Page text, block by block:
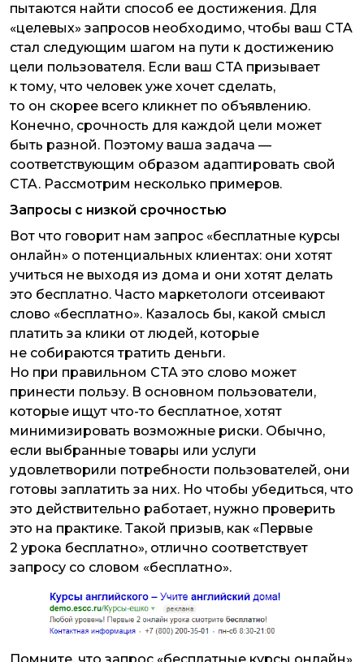
пытаются найти способ ее достижения. Для
«целевых» запросов необходимо, чтобы ваш CTA
стал следующим шагом на пути к достижению
цели пользователя. Если ваш CTA призывает
к тому, что человек уже хочет сделать,
то он скорее всего кликнет по объявлению.
Конечно, срочность для каждой цели может
быть разной. Поэтому ваша задача —
соответствующим образом адаптировать свой
CTA. Рассмотрим несколько примеров.
Запросы с низкой срочностью
Вот что говорит нам запрос «бесплатные курсы
онлайн» о потенциальных клиентах: они хотят
учиться не выходя из дома и они хотят делать
это бесплатно. Часто маркетологи отсеивают
слово «бесплатно». Казалось бы, какой смысл
платить за клики от людей, которые
не собираются тратить деньги.
Но при правильном CTA это слово может
принести пользу. В основном пользователи,
которые ищут что-то бесплатное, хотят
минимизировать возможные риски. Обычно,
если выбранные товары или услуги
удовлетворили потребности пользователей, они
готовы заплатить за них. Но чтобы убедиться, что
это действительно работает, нужно проверить
это на практике. Такой призыв, как «Первые
2 урока бесплатно», отлично соответствует
запросу со словом «бесплатно».